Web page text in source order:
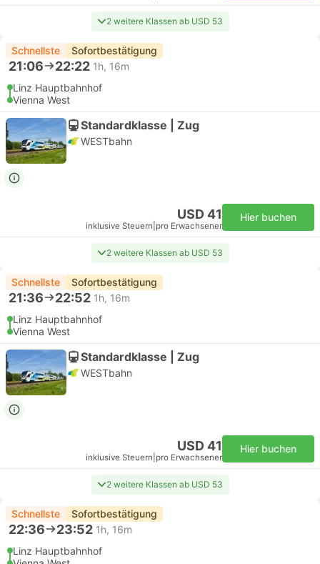
2 weitere Klassen ab USD 53
Schnellste Sofortbestätigung
21:06 22:22 1h, 16m
Linz Hauptbahnhof
Vienna West
Standardklasse | Zug
WESTbahn
USD 41
inklusive Steuern pro Erwachsener
Hier buchen
2 weitere Klassen ab USD 53
Schnellste Sofortbestätigung
21:36 22:52 1h, 16m
Linz Hauptbahnhof
Vienna West
Standardklasse | Zug
WESTbahn
USD 41
inklusive Steuern pro Erwachsener
Hier buchen
2 weitere Klassen ab USD 53
Schnellste Sofortbestätigung
22:36 23:52 1h, 16m
Linz Hauptbahnhof